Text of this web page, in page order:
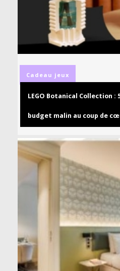
Cadeau jeux
LEGO Botanical Collection
budget malin au coup de